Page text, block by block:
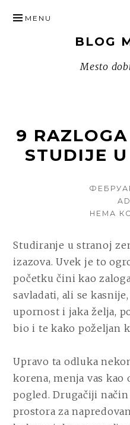
TO
BLOG
Mesto
MENU
9
STUDIJE
POSTED
НЕМА
Studiranje u stranoj
izazova. Uvek je to
početku čini kao
savladati, ali se
upornost i jaka želja,
bio i te kako poželjan
Upravo ta odluka
korena, menja vas kao
pogled. Drugačiji
prostora za